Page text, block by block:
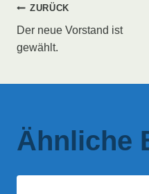
ZURÜCK
Der neue Vorstand ist
gewählt.
Ähnliche